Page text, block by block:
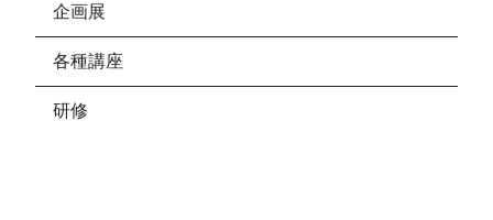
企画展
各種講座
研修